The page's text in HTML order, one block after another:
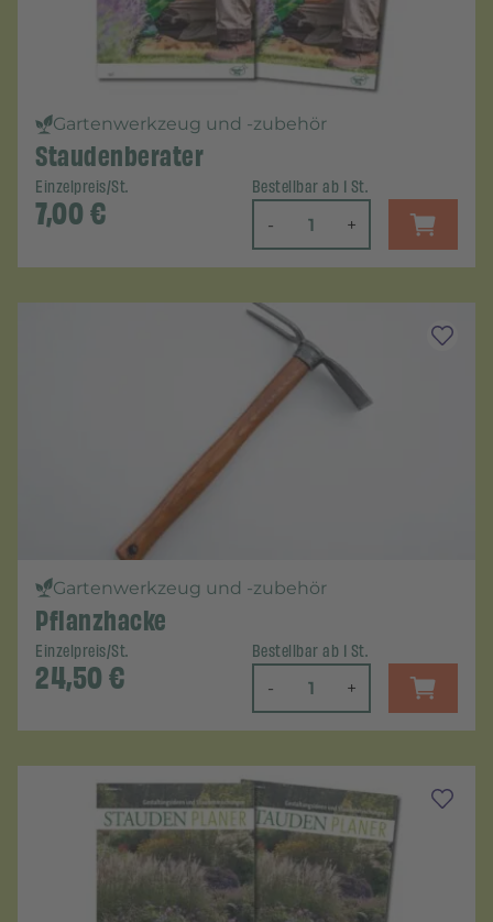
Gartenwerkzeug und -zubehör
Staudenberater
Einzelpreis/St.
7,00€
Bestellbar ab 1 St.
- +
Gartenwerkzeug und -zubehör
Pflanzhacke
Einzelpreis/St.
24,50€
Bestellbar ab 1 St.
- +